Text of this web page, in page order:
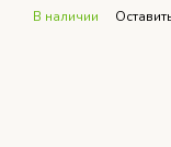
В наличии